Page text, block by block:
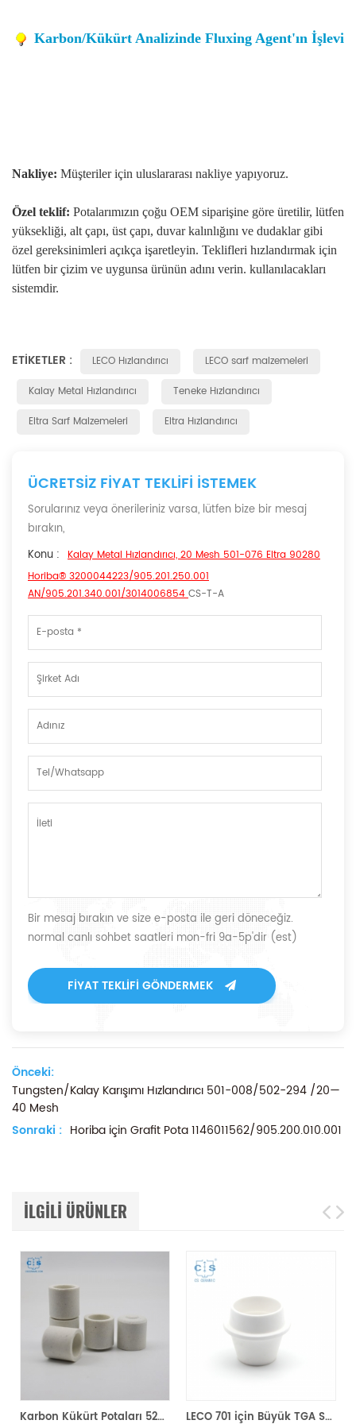
Karbon/Kükürt Analizinde Fluxing Agent'ın İşlevi
Nakliye: Müşteriler için uluslararası nakliye yapıyoruz.
Özel teklif: Potalarımızın çoğu OEM siparişine göre üretilir, lütfen
yüksekliği, alt çapı, üst çapı, duvar kalınlığını ve dudaklar gibi
özel gereksinimleri açıkça işaretleyin. Teklifleri hızlandırmak için
lütfen bir çizim ve uygunsa ürünün adını verin. kullanılacakları
sistemdir.
ETIKETLER : LECO Hızlandırıcı
LECO sarf malzemeleri
Kalay Metal Hızlandırıcı
Teneke Hızlandırıcı
Eltra Sarf Malzemeleri
Eltra Hızlandırıcı
ÜCRETSIZ FIYAT TEKLIFI ISTEMEK
Sorularınız veya önerileriniz varsa, lütfen bize bir mesaj
bırakın,
Konu : Kalay Metal Hızlandırıcı, 20 Mesh 501-076 Eltra 90280
Horiba® 3200044223/905.201.250.001
AN/905.201.340.001/3014006854CS-T-A
Bir mesaj bırakın ve size e-posta ile geri döneceğiz.
normal canlı sohbet saatleri mon-fri 9a-5p'dir (est)
FIYAT TEKLIFI GÖNDERMEK
Önceki:
Tungsten/Kalay Karışımı Hızlandırıcı 501-008/502-294 /20—
40 Mesh
Sonraki : Horiba için Grafit Pota 1146011562/905.200.010.001
ILGILI ÜRÜNLER
Karbon Kükürt Potaları 528-018 Eltra 90150 Horiba 905.200.380.001 Karbon/Kükürt Analiz Cihazı için Seramik Pota
LECO 701 için Büyük TGA Seramik Pota 529-047 621-331 20CC ALPHA AR9047